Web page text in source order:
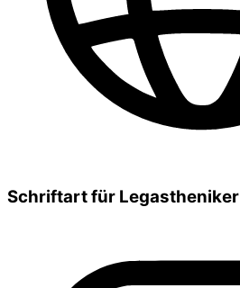
Schriftart für Legastheniker